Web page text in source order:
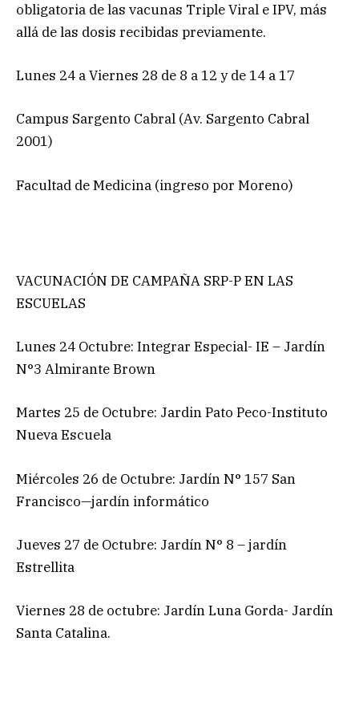
obligatoria de las vacunas Triple Viral e IPV, más
allá de las dosis recibidas previamente.
Lunes 24 a Viernes 28 de 8 a 12 y de 14 a 17
Campus Sargento Cabral (Av. Sargento Cabral
2001)
Facultad de Medicina (ingreso por Moreno)
VACUNACIÓN DE CAMPAÑA SRP-P EN LAS
ESCUELAS
Lunes 24 Octubre: Integrar Especial- IE – Jardín
N°3 Almirante Brown
Martes 25 de Octubre: Jardin Pato Peco-Instituto
Nueva Escuela
Miércoles 26 de Octubre: Jardín N° 157 San
Francisco—jardín informático
Jueves 27 de Octubre: Jardín N° 8 – jardín
Estrellita
Viernes 28 de octubre: Jardín Luna Gorda- Jardín
Santa Catalina.